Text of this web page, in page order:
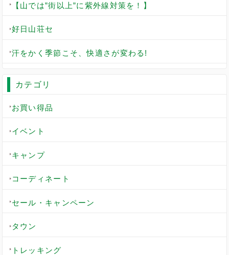
【山では”街以上”に紫外線対策を！】
好日山荘セ
汗をかく季節こそ、快適さが変わる!
カテゴリ
お買い得品
イベント
キャンプ
コーディネート
セール・キャンペーン
タウン
トレッキング